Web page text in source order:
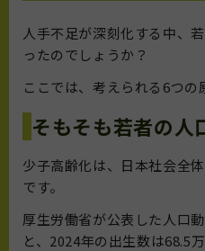
人手不足が深刻化する中、
ったのでしょうか？
ここでは、考えられる6つの
そもそも若者の人
少子高齢化は、日本社会全
です。
厚生労働省が公表した人口
と、2024年の出生数は68.5